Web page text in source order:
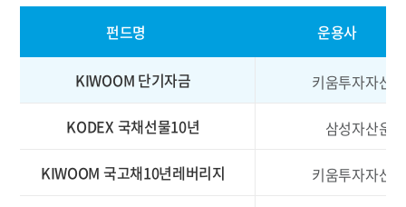
펀드명 운용사
KIWOOM 단기자금 키움투자자산
KODEX 국채선물10년 삼성자산운용
KIWOOM 국고채10년레버리지 키움투자자산